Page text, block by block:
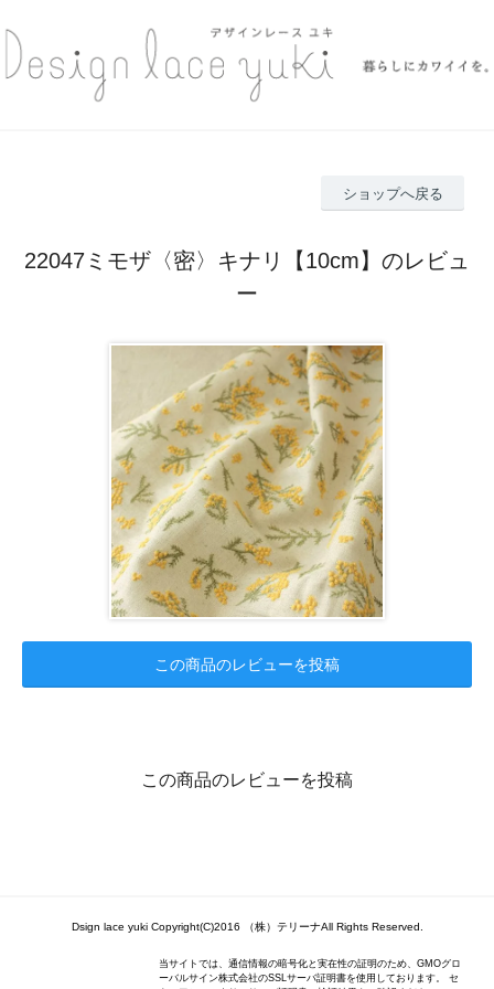
ショップへ戻る
22047ミモザ〈密〉キナリ【10cm】のレビュ
ー
この商品のレビューを投稿
この商品のレビューを投稿
Dsign lace yuki Copyright(C)2016 （株）テリーナAll Rights Reserved.
当サイトでは、通信情報の暗号化と実在性の証明のため、GMOグロ
ーバルサイン株式会社のSSLサーバ証明書を使用しております。 セ